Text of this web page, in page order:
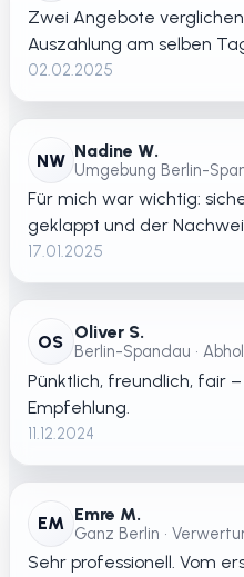
Zwei Angebote
Auszahlung am selben
02.02.2025
NW Nadine W.
Umgebung Berlin-
Für mich war wichtig:
geklappt und der
17.01.2025
OS Oliver S.
Berlin-Spandau •
Pünktlich, freundlich, fair
Empfehlung.
11.12.2024
EM Emre M.
Ganz Berlin •
Sehr professionell. Vom